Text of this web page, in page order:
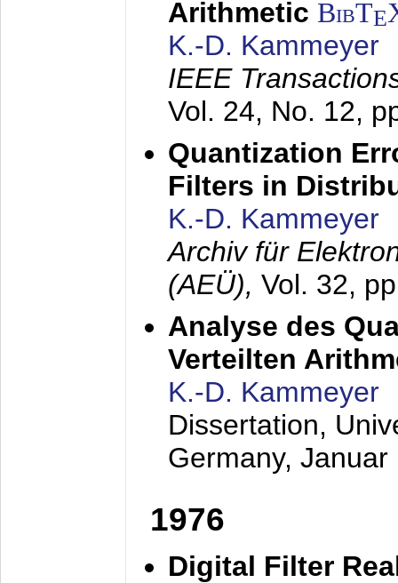
Arithmetic BibTE
K.-D. Kammeyer
IEEE
Vol. 24, No. 12,
Quantization
Filters in
K.-D. Kammeyer
Archiv für
(AEÜ), Vol. 32,
Analyse des
Verteilten
K.-D. Kammeyer
Dissertation,
Germany, Januar
1976
Digital Filter